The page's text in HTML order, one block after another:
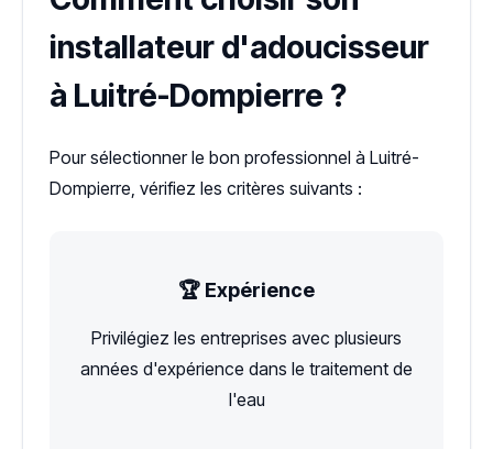
installateur d'adoucisseur
à Luitré-Dompierre ?
Pour sélectionner le bon professionnel à Luitré-
Dompierre, vérifiez les critères suivants :
🏆 Expérience
Privilégiez les entreprises avec plusieurs
années d'expérience dans le traitement de
l'eau